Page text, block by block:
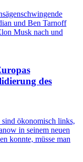
und Ben Tarnoff
Musk nach und
des
sind ökonomisch links,
in seinem neuen
konnte, müsse man